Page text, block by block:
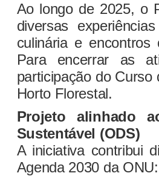
Ao longo de 2025, o
diversas
culinária e encontros
Para encerrar as
participação do
Horto Florestal.
Projeto alinhado
Sustentável (ODS)
A iniciativa contribui
Agenda 2030 da ONU: